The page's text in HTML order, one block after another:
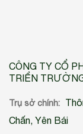
CÔNG TY CỔ
TRIỂN
Trụ sở chính:
Chấn, Yên Bái